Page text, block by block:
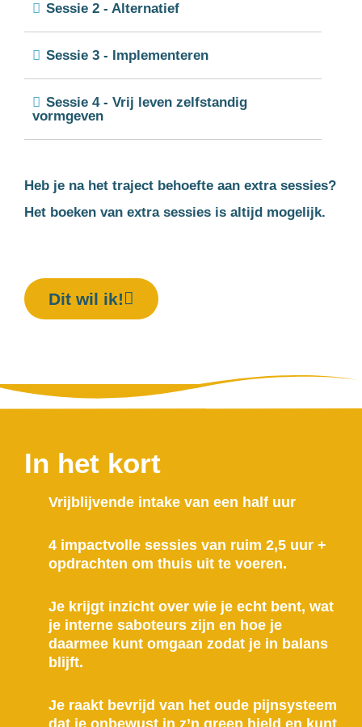
Sessie 2 - Alternatief
Sessie 3 - Implementeren
Sessie 4 - Vrij leven zelfstandig
vormgeven
Heb je na het traject behoefte aan extra sessies?
Het boeken van extra sessies is altijd mogelijk.
Dit wil ik!
In het kort
Vrijblijvende intake van een half uur
4 impactvolle sessies van ruim 2,5 uur +
opdrachten om thuis uit te voeren.
Je krijgt inzicht over wie je echt bent, wat
je interne saboteurs zijn en hoe je
daarmee kunt omgaan zodat je in balans
blijft.
Je raakt bevrijd v­an het oude pijnsysteem
dat je onbewust in z’n greep hield en kunt